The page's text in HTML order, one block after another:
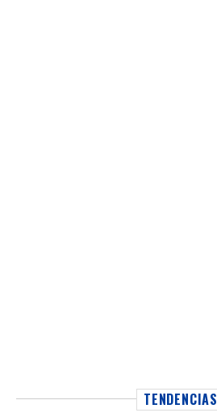
TENDENCIAS